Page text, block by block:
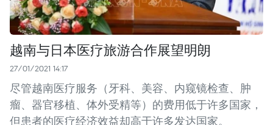
越南与日本医疗旅游合作展望明朗
27/01/2021 14:17
尽管越南医疗服务（牙科、美容、内窥镜检查、肿
瘤、器官移植、体外受精等）的费用低于许多国家，
但患者的医疗经济效益却高于许多发达国家。